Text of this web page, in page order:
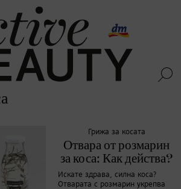
Грижа за косата
Отвара от розмарин
за коса: Как действа?
Искате здрава, силна коса?
Отварата с розмарин укрепва